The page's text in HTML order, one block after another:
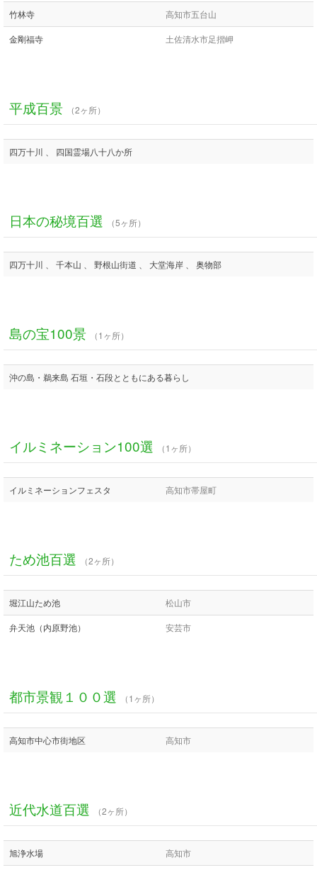
竹林寺 高知市五台山
金剛福寺 土佐清水市足摺岬
平成百景 （2ヶ所）
四万十川 、 四国霊場八十八か所
日本の秘境百選 （5ヶ所）
四万十川 、 千本山 、 野根山街道 、 大堂海岸 、 奥物部
島の宝100景 （1ヶ所）
沖の島・鵜来島 石垣・石段とともにある暮らし
イルミネーション100選 （1ヶ所）
イルミネーションフェスタ 高知市帯屋町
ため池百選 （2ヶ所）
堀江山ため池 松山市
弁天池（内原野池） 安芸市
都市景観１００選 （1ヶ所）
高知市中心市街地区 高知市
近代水道百選 （2ヶ所）
旭浄水場 高知市